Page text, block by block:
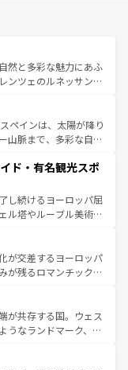
然と多彩な魅力にあふ
ンツェのルネッサンス
やアマルフィ海岸の絶
光の合間には、本場の
料理を堪能することも
ない旅をしてみよう！
ペインは、太陽が降り
山脈まで、多彩な自然
フラメンコ、熱気あふ
生活の一部となってい
囲気や、バルセロナの
古代ローマ遺跡や中世
なるスペインはその個
魅了する。 なお、新着のスペイン情報は コ
ド・有名観光スポ
し続けるヨーロッパ屈
ル塔やルーブル美術館
麗な宮殿、歴史的な大
自然が、訪れる者を心
食の国としても知ら
ス、プロヴァンスの
楽しみ方が可能だ。さ
れており、どの街角に
く異なる文化を体験で
が交差するヨーロッパ
が残るロマンチック街
きることがない。ベ
のアルプスの絶景、そ
た風景は必見。ビール
お、新着の
が共存する国。ウェス
うなランドマーク、歴
、優雅なアフタヌーン